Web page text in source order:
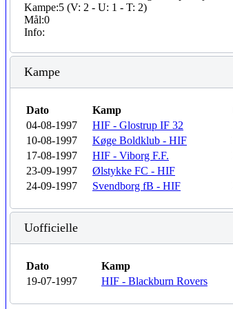
Kampe:5 (V: 2 - U: 1 - T: 2)
Mål:0
Info:
Kampe
Dato Kamp
04-08-1997
HIF - Glostrup IF 32
10-08-1997
Køge Boldklub - HIF
17-08-1997
HIF - Viborg F.F.
23-09-1997
Ølstykke FC - HIF
24-09-1997
Svendborg fB - HIF
Uofficielle
Dato Kamp
19-07-1997
HIF - Blackburn Rovers